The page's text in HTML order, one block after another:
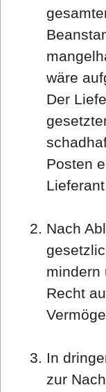
wäre
Der
Posten
Nach
mindern
Recht
In
zur